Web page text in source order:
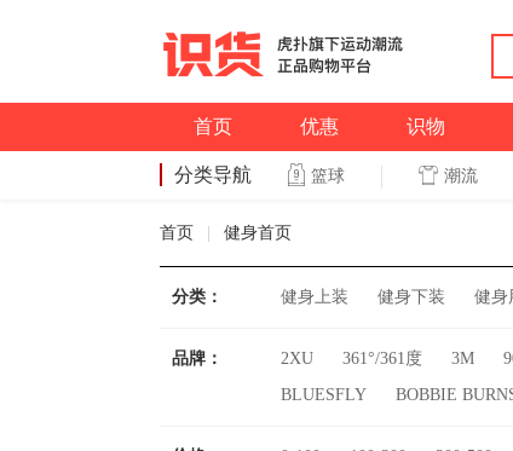
首页 优惠 识物
分类导航 篮球 潮流
首页 健身首页
分类： 健身上装 健身下装 健身
品牌： 2XU 361°/361度 3M
BLUESFLY
BOBBIE